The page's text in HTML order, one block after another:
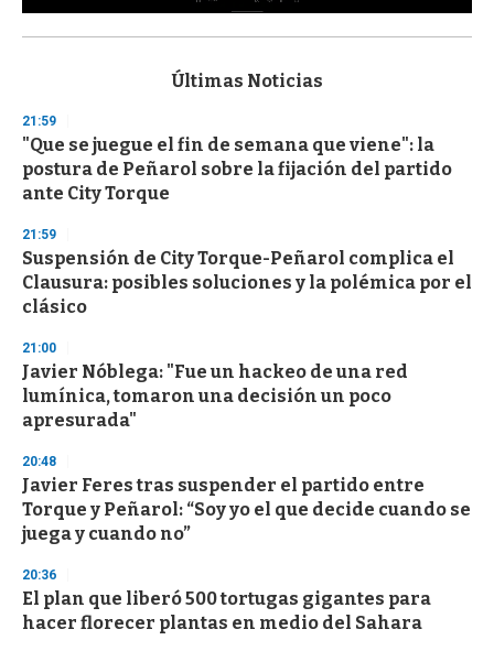
s
d
s
o
f
3
s
e
c
o
n
s
Últimas Noticias
21:59
"Que se juegue el fin de semana que viene": la
postura de Peñarol sobre la fijación del partido
ante City Torque
21:59
Suspensión de City Torque-Peñarol complica el
Clausura: posibles soluciones y la polémica por el
clásico
21:00
Javier Nóblega: "Fue un hackeo de una red
lumínica, tomaron una decisión un poco
apresurada"
20:48
Javier Feres tras suspender el partido entre
Torque y Peñarol: “Soy yo el que decide cuando se
juega y cuando no”
20:36
El plan que liberó 500 tortugas gigantes para
hacer florecer plantas en medio del Sahara